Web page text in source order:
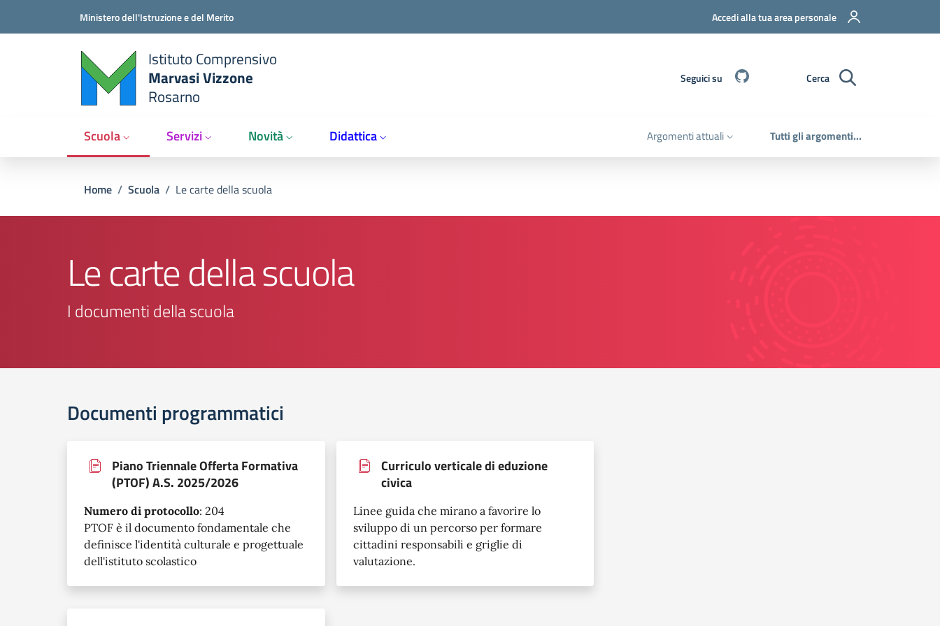
Ministero dell'Istruzione e del Merito Accedi alla tua area personale
Istituto Comprensivo
Marvasi Vizzone
Rosarno
Seguici su Cerca
Scuola Servizi Novità Didattica Argomenti attuali Tutti gli argomenti...
Briciole di pane
Home / Scuola / Le carte della scuola
Le carte della scuola
I documenti della scuola
Documenti programmatici
Piano Triennale Offerta Formativa
(PTOF) A.S. 2025/2026
Numero di protocollo: 204
PTOF è il documento fondamentale che
definisce l'identità culturale e progettuale
dell'istituto scolastico
Curriculo verticale di eduzione
civica
Linee guida che mirano a favorire lo
sviluppo di un percorso per formare
cittadini responsabili e griglie di
valutazione.